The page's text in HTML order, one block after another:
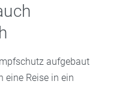
aufgebaut
eine Reise in ein